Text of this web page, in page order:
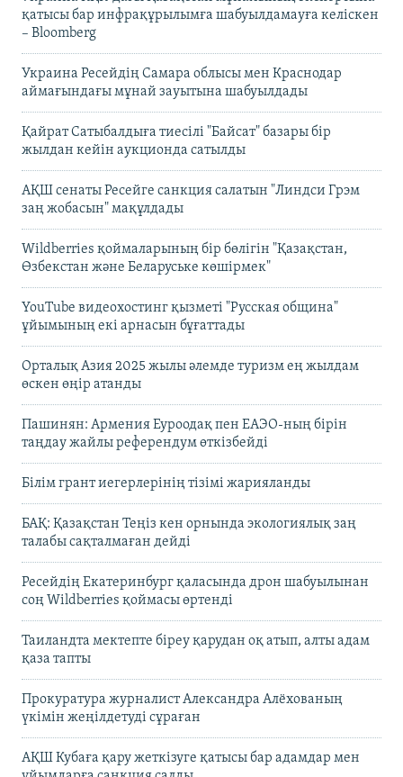
қатысы бар инфрақұрылымға шабуылдамауға келіскен
– Bloomberg
Украина Ресейдің Самара облысы мен Краснодар
аймағындағы мұнай зауытына шабуылдады
Қайрат Сатыбалдыға тиесілі "Байсат" базары бір
жылдан кейін аукционда сатылды
АҚШ сенаты Ресейге санкция салатын "Линдси Грэм
заң жобасын" мақұлдады
Wildberries қоймаларының бір бөлігін "Қазақстан,
Өзбекстан және Беларуське көшірмек"
YouTube видеохостинг қызметі "Русская община"
ұйымының екі арнасын бұғаттады
Орталық Азия 2025 жылы әлемде туризм ең жылдам
өскен өңір атанды
Пашинян: Армения Еуроодақ пен ЕАЭО-ның бірін
таңдау жайлы референдум өткізбейді
Білім грант иегерлерінің тізімі жарияланды
БАҚ: Қазақстан Теңіз кен орнында экологиялық заң
талабы сақталмаған дейді
Ресейдің Екатеринбург қаласында дрон шабуылынан
соң Wildberries қоймасы өртенді
Таиландта мектепте біреу қарудан оқ атып, алты адам
қаза тапты
Прокуратура журналист Александра Алёхованың
үкімін жеңілдетуді сұраған
АҚШ Кубаға қару жеткізуге қатысы бар адамдар мен